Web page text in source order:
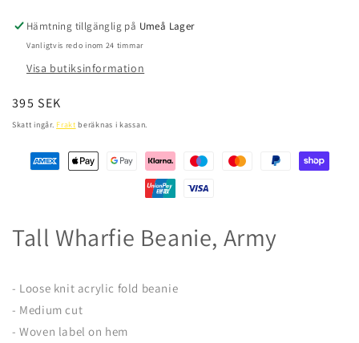
Hämtning tillgänglig på Umeå Lager
Vanligtvis redo inom 24 timmar
Visa butiksinformation
Ordinarie
pris
395 SEK
Skatt ingår. Frakt beräknas i kassan.
Tall Wharfie Beanie, Army
- Loose knit acrylic fold beanie
- Medium cut
- Woven label on hem